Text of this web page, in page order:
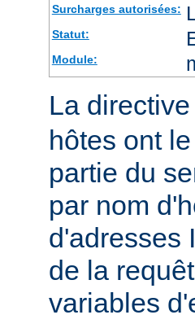
Surcharges autorisées:
Statut:
Module:
La directive
hôtes ont
partie du
par nom
d'adresses
de la
variables